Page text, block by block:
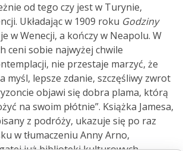
od tego czy jest w Turynie,
Układając w 1909 roku Godziny
w Wenecji, a kończy w Neapolu. W
ceni sobie najwyżej chwile
nie przestaje marzyć, że
myśl, lepsze zdanie, szczęśliwy zwrot
objawi się dobra plama, którą
na swoim płótnie”. Książka Jamesa,
z podróży, ukazuje się po raz
w tłumaczeniu Anny Arno,